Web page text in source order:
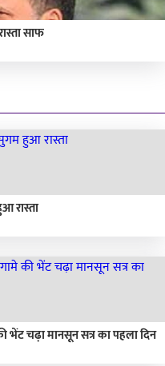
साफ
रास्ता
भेंट चढ़ा मानसून सत्र का पहला दिन